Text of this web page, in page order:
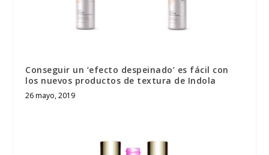
Conseguir un ‘efecto despeinado’ es fácil con
los nuevos productos de textura de Indola
26 mayo, 2019